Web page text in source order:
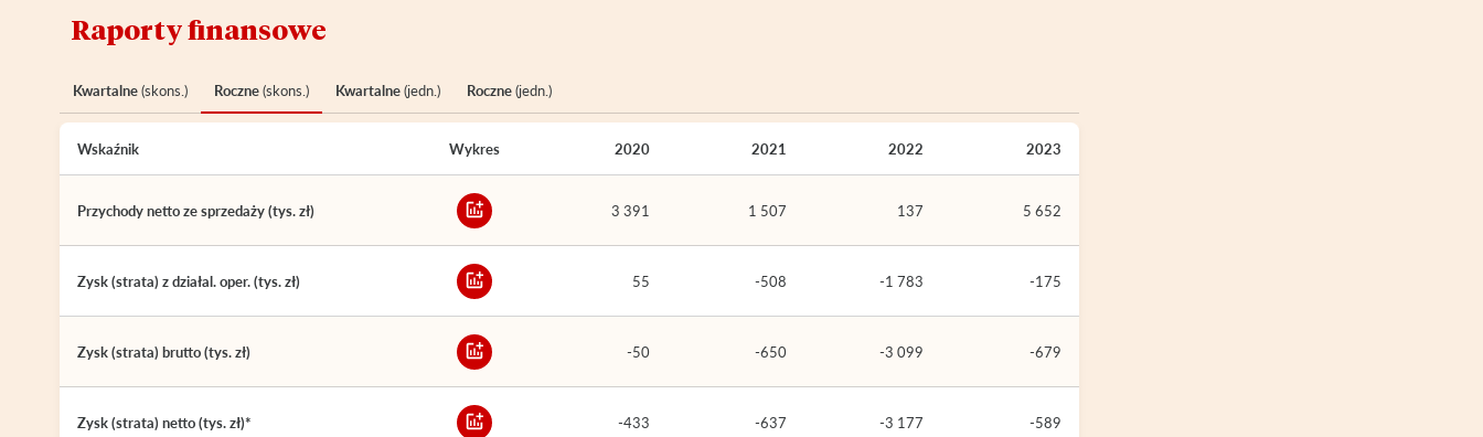
Raporty finansowe
Kwartalne(skons.) Roczne(skons.) Kwartalne(jedn.) Roczne(jedn.)
Wskaźnik Wykres 2020 2021 2022 2023
Przychody netto ze sprzedaży (tys. zł) 3 391 1 507 137 5 652
Zysk (strata) z działal. oper. (tys. zł) 55 -508 -1 783 -175
Zysk (strata) brutto (tys. zł) -50 -650 -3 099 -679
Zysk (strata) netto (tys. zł)* -433 -637 -3 177 -589